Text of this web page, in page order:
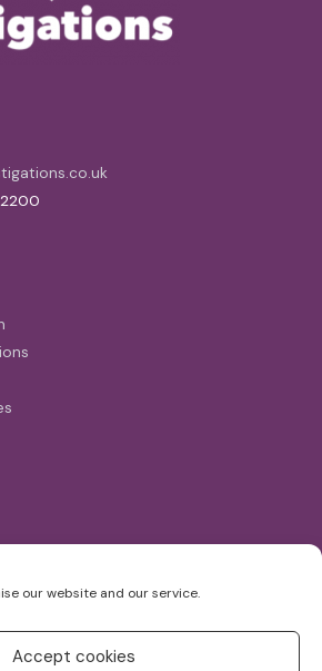
our website and our service.
Accept cookies
2200